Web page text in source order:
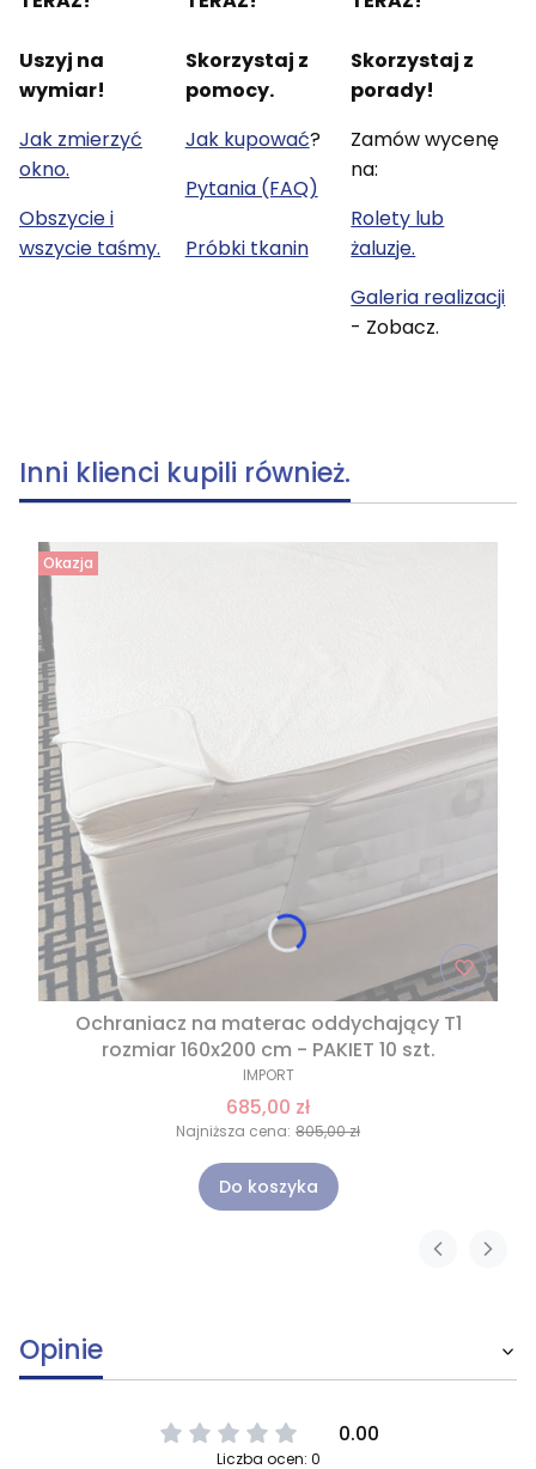
Uszyj na
wymiar!
Jak zmierzyć
okno.
Obszycie i
wszycie taśmy.
Skorzystaj z
pomocy.
Jak kupować?
Pytania (FAQ)
Próbki tkanin
Skorzystaj z
porady!
Zamów wycenę
na:
Rolety lub
żaluzje.
Galeria realizacji
- Zobacz.
Inni klienci kupili również.
Okazja
Ochraniacz na materac oddychający T1
rozmiar 160x200 cm - PAKIET 10 szt.
IMPORT
685,00 zł
Najniższa cena: 805,00 zł
Do koszyka
Opinie
0.00
Liczba ocen: 0